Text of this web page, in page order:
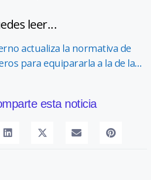
leer...
actualiza la normativa de
para equipararla a la de la…
esta noticia